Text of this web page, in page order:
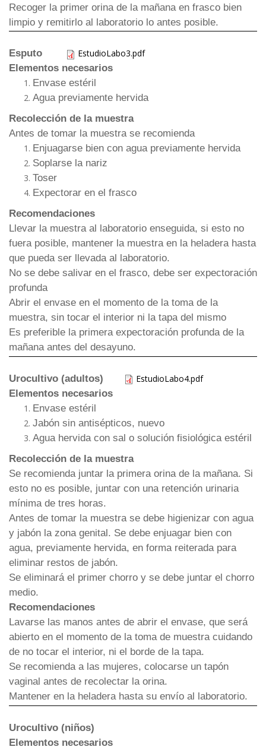
Recoger la primer orina de la mañana en frasco bien
limpio y remitirlo al laboratorio lo antes posible.
Esputo EstudioLabo3.pdf
Elementos necesarios
Envase estéril
Agua previamente hervida
Recolección de la muestra
Antes de tomar la muestra se recomienda
Enjuagarse bien con agua previamente hervida
Soplarse la nariz
Toser
Expectorar en el frasco
Recomendaciones
Llevar la muestra al laboratorio enseguida, si esto no
fuera posible, mantener la muestra en la heladera hasta
que pueda ser llevada al laboratorio.
No se debe salivar en el frasco, debe ser expectoración
profunda
Abrir el envase en el momento de la toma de la
muestra, sin tocar el interior ni la tapa del mismo
Es preferible la primera expectoración profunda de la
mañana antes del desayuno.
Urocultivo (adultos) EstudioLabo4.pdf
Elementos necesarios
Envase estéril
Jabón sin antisépticos, nuevo
Agua hervida con sal o solución fisiológica estéril
Recolección de la muestra
Se recomienda juntar la primera orina de la mañana. Si
esto no es posible, juntar con una retención urinaria
mínima de tres horas.
Antes de tomar la muestra se debe higienizar con agua
y jabón la zona genital. Se debe enjuagar bien con
agua, previamente hervida, en forma reiterada para
eliminar restos de jabón.
Se eliminará el primer chorro y se debe juntar el chorro
medio.
Recomendaciones
Lavarse las manos antes de abrir el envase, que será
abierto en el momento de la toma de muestra cuidando
de no tocar el interior, ni el borde de la tapa.
Se recomienda a las mujeres, colocarse un tapón
vaginal antes de recolectar la orina.
Mantener en la heladera hasta su envío al laboratorio.
Urocultivo (niños)
Elementos necesarios